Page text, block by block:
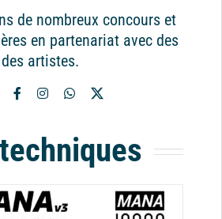
de nombreux concours et
en partenariat avec des
artistes.